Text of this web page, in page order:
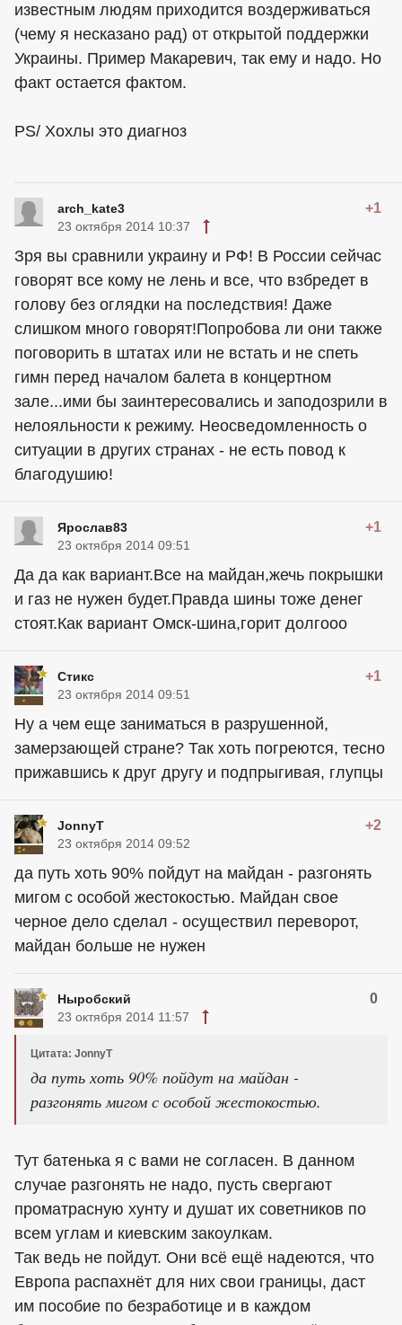
известным людям приходится воздерживаться
(чему я несказано рад) от открытой поддержки
Украины. Пример Макаревич, так ему и надо. Но
факт остается фактом.
PS/ Хoхлы это диагноз
arch_kate3 +1
23 октября 2014 10:37
Зря вы сравнили украину и РФ! В России сейчас
говорят все кому не лень и все, что взбредет в
голову без оглядки на последствия! Даже
слишком много говорят!Попробова ли они также
поговорить в штатах или не встать и не спеть
гимн перед началом балета в концертном
зале...ими бы заинтересовались и заподозрили в
нелояльности к режиму. Неосведомленность о
ситуации в других странах - не есть повод к
благодушию!
Ярослав83 +1
23 октября 2014 09:51
Да да как вариант.Все на майдан,жечь покрышки
и газ не нужен будет.Правда шины тоже денег
стоят.Как вариант Омск-шина,горит долгооо
Стикс +1
23 октября 2014 09:51
Ну а чем еще заниматься в разрушенной,
замерзающей стране? Так хоть погреются, тесно
прижавшись к друг другу и подпрыгивая, глупцы
JonnyT +2
23 октября 2014 09:52
да путь хоть 90% пойдут на майдан - разгонять
мигом с особой жестокостью. Майдан свое
черное дело сделал - осуществил переворот,
майдан больше не нужен
Ныробский 0
23 октября 2014 11:57
Цитата: JonnyT
да путь хоть 90% пойдут на майдан -
разгонять мигом с особой жестокостью.
Тут батенька я с вами не согласен. В данном
случае разгонять не надо, пусть свергают
проматрасную хунту и душат их советников по
всем углам и киевским закоулкам.
Так ведь не пойдут. Они всё ещё надеются, что
Европа распахнёт для них свои границы, даст
им пособие по безработице и в каждом